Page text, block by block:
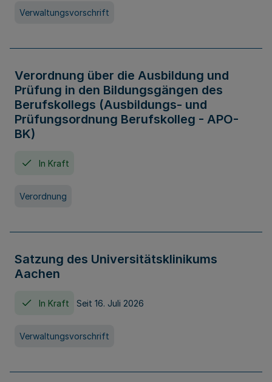
Verwaltungsvorschrift
Verordnung über die Ausbildung und
Prüfung in den Bildungsgängen des
Berufskollegs (Ausbildungs- und
Prüfungsordnung Berufskolleg - APO-
BK)
In Kraft
Verordnung
Satzung des Universitätsklinikums
Aachen
In Kraft Seit 16. Juli 2026
Verwaltungsvorschrift